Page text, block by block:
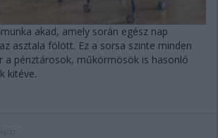
akad, amely során egész nap
asztala fölött. Ez a sorsa szinte minden
a pénztárosok, műkörmösök is hasonló
kitéve.